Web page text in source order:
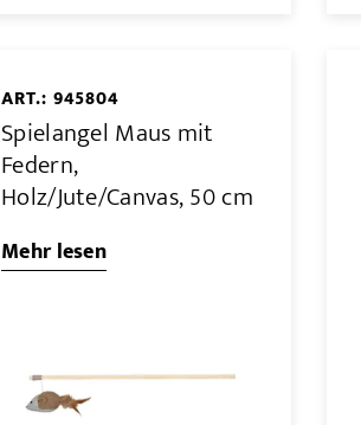
ART.: 945804
Spielangel Maus mit
Federn,
Holz/Jute/Canvas, 50 cm
Mehr lesen